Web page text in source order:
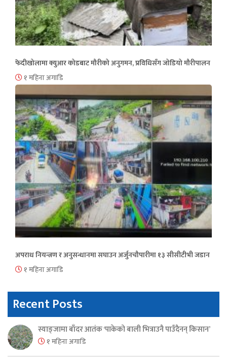
फेदीखोलामा क्युआर कोडबाट मौरीको अनुगमन, प्रविधिसँग जोडियो मौरीपालन
१ महिना अगाडि
अपराध नियन्त्रण र अनुसन्धानमा सघाउन अर्जुनचौपारीमा १३ सीसीटीभी जडान
१ महिना अगाडि
Recent Posts
स्याङ्जामा बाँदर आतंक ‘पाकेको बाली भित्राउनै पाउँदैनन् किसान’
१ महिना अगाडि